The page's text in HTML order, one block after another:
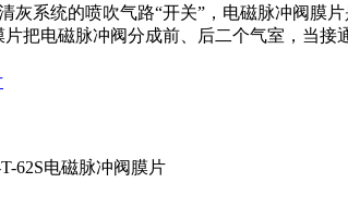
系统的喷吹气路“开关”，电磁脉冲阀膜
把电磁脉冲阀分成前、后二个气室，当
电磁脉冲阀膜片